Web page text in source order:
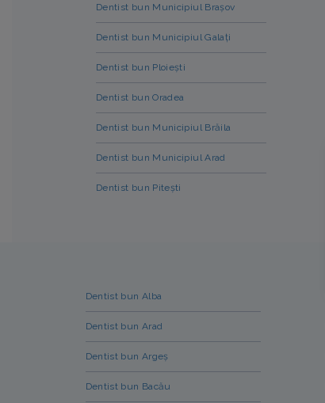
Dentist bun Municipiul Brașov
Dentist bun Municipiul Galați
Dentist bun Ploiești
Dentist bun Oradea
Dentist bun Municipiul Brăila
Dentist bun Municipiul Arad
Dentist bun Pitești
Dentist bun Alba
Dentist bun Arad
Dentist bun Argeș
Dentist bun Bacău